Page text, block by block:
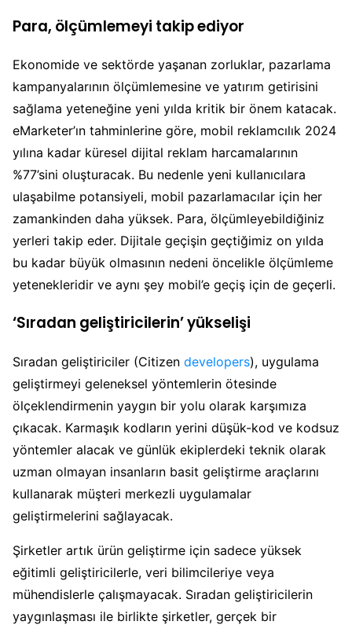
Para, ölçümlemeyi takip ediyor
Ekonomide ve sektörde yaşanan zorluklar, pazarlama
kampanyalarının ölçümlemesine ve yatırım getirisini
sağlama yeteneğine yeni yılda kritik bir önem katacak.
eMarketer’ın tahminlerine göre, mobil reklamcılık 2024
yılına kadar küresel dijital reklam harcamalarının
%77’sini oluşturacak. Bu nedenle yeni kullanıcılara
ulaşabilme potansiyeli, mobil pazarlamacılar için her
zamankinden daha yüksek. Para, ölçümleyebildiğiniz
yerleri takip eder. Dijitale geçişin geçtiğimiz on yılda
bu kadar büyük olmasının nedeni öncelikle ölçümleme
yetenekleridir ve aynı şey mobil’e geçiş için de geçerli.
‘Sıradan geliştiricilerin’ yükselişi
Sıradan geliştiriciler (Citizen developers), uygulama
geliştirmeyi geleneksel yöntemlerin ötesinde
ölçeklendirmenin yaygın bir yolu olarak karşımıza
çıkacak. Karmaşık kodların yerini düşük-kod ve kodsuz
yöntemler alacak ve günlük ekiplerdeki teknik olarak
uzman olmayan insanların basit geliştirme araçlarını
kullanarak müşteri merkezli uygulamalar
geliştirmelerini sağlayacak.
Şirketler artık ürün geliştirme için sadece yüksek
eğitimli geliştiricilerle, veri bilimcileriye veya
mühendislerle çalışmayacak. Sıradan geliştiricilerin
yaygınlaşması ile birlikte şirketler, gerçek bir